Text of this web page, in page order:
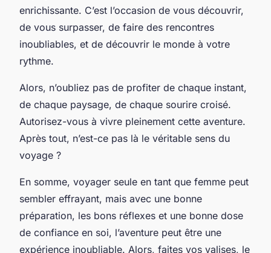
enrichissante. C’est l’occasion de vous découvrir,
de vous surpasser, de faire des rencontres
inoubliables, et de découvrir le monde à votre
rythme.
Alors, n’oubliez pas de profiter de chaque instant,
de chaque paysage, de chaque sourire croisé.
Autorisez-vous à vivre pleinement cette aventure.
Après tout, n’est-ce pas là le véritable sens du
voyage ?
En somme, voyager seule en tant que femme peut
sembler effrayant, mais avec une bonne
préparation, les bons réflexes et une bonne dose
de confiance en soi, l’aventure peut être une
expérience inoubliable. Alors, faites vos valises, le